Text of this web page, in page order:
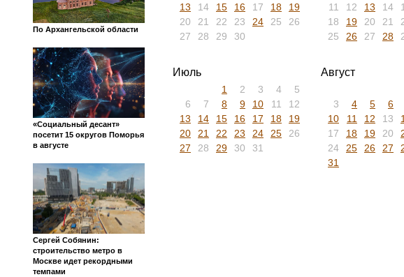
По Архангельской области
«Социальный десант»
посетит 15 округов Поморья
в августе
Сергей Собянин:
строительство метро в
Москве идет рекордными
темпами
13
14 15 16 17 18
19
20
21 22 23 24 25
26
27
28 29 30
11
12 13 14
18
19 20 21
25
26 27 28
Июль
1 2 3 4
5
6
7 8 9 10 11
12
13
14 15 16 17 18
19
20
21 22 23 24 25
26
27
28 29 30 31
Август
3
4 5 6
10
11 12 13
17
18 19 20
24
25 26 27
31